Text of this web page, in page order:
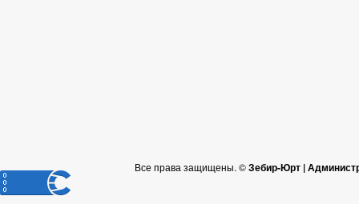
Все права защищены. ©Зебир-Юрт |